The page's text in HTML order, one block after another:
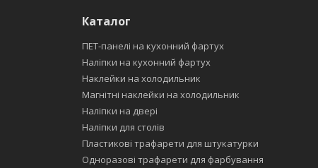
Каталог
ПЕТ-панелі на кухонний фартух
Наліпки на кухонний фартух
Наклейки на холодильник
Магнітні наклейки на холодильник
Наліпки на двері
Наліпки для столів
Пластикові трафарети для штукатурки
Одноразові трафарети для фарбування